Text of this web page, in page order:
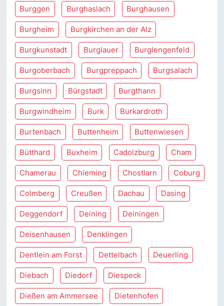
Burggen Burghaslach Burghausen
Burgheim Burgkirchen an der Alz
Burgkunstadt Burglauer Burglengenfeld
Burgoberbach Burgpreppach Burgsalach
Burgsinn Bürgstadt Burgthann
Burgwindheim Burk Burkardroth
Burtenbach Buttenheim Buttenwiesen
Bütthard Buxheim Cadolzburg Cham
Chamerau Chieming Chostlarn Coburg
Colmberg Creußen Dachau Dasing
Deggendorf Deining Deiningen
Deisenhausen Denklingen
Dentlein am Forst Dettelbach Deuerling
Diebach Diedorf Diespeck
Dießen am Ammersee Dietenhofen